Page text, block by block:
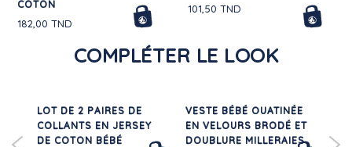
COTON
182,00 TND
101,50 TND
COMPLÉTER LE LOOK
LOT DE 2 PAIRES DE
COLLANTS EN JERSEY
DE COTON BÉBÉ
VESTE BÉBÉ OUATINÉE
EN VELOURS BRODÉ ET
DOUBLURE MILLERAIES